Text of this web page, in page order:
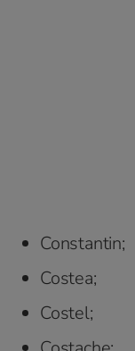
Constantin;
Costea;
Costel;